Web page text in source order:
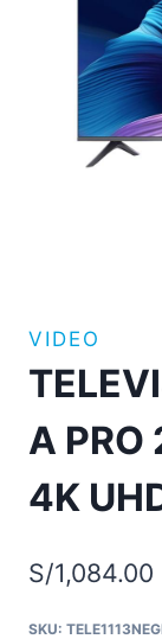
VIDEO
A
4K
S/1,084.00
SKU: